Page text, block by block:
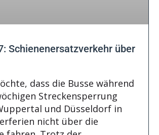
Schienenersatzverkehr über
dass die Busse während
Streckensperrung
und Düsseldorf in
nicht über die